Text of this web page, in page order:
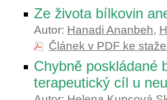
Ze života bílkovin
Autor: Hanadi Ananbeh,
Článek v PDF ke
Chybně poskládané
terapeutický cíl u